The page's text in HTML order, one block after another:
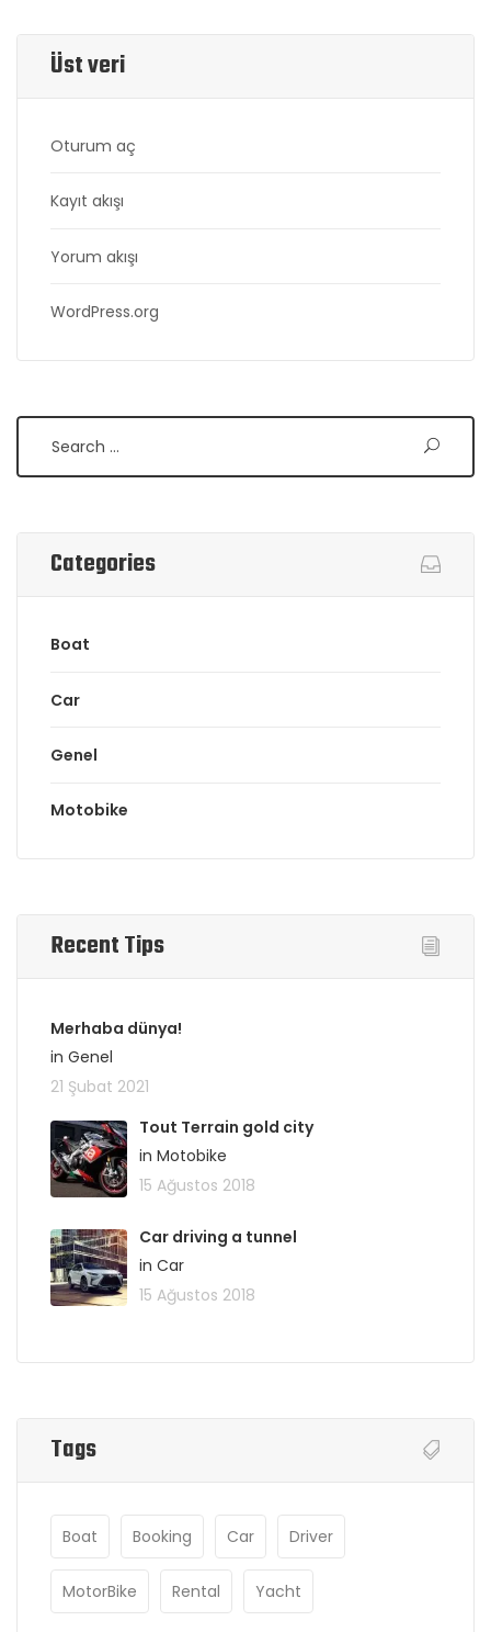
Üst veri
Oturum aç
Kayıt akışı
Yorum akışı
WordPress.org
Categories
Boat
Car
Genel
Motobike
Recent Tips
Merhaba dünya!
in Genel
21 Şubat 2021
Tout Terrain gold city
in Motobike
15 Ağustos 2018
Car driving a tunnel
in Car
15 Ağustos 2018
Tags
Boat Booking Car Driver
MotorBike Rental Yacht